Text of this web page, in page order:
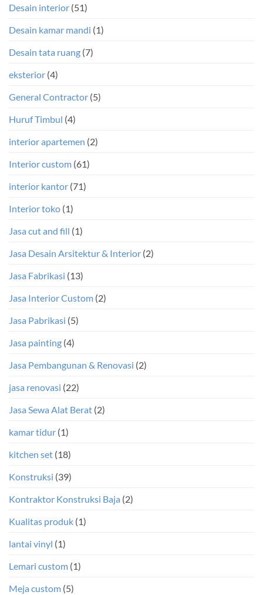
Desain interior (51)
Desain kamar mandi (1)
Desain tata ruang (7)
eksterior (4)
General Contractor (5)
Huruf Timbul (4)
interior apartemen (2)
Interior custom (61)
interior kantor (71)
Interior toko (1)
Jasa cut and fill (1)
Jasa Desain Arsitektur & Interior (2)
Jasa Fabrikasi (13)
Jasa Interior Custom (2)
Jasa Pabrikasi (5)
Jasa painting (4)
Jasa Pembangunan & Renovasi (2)
jasa renovasi (22)
Jasa Sewa Alat Berat (2)
kamar tidur (1)
kitchen set (18)
Konstruksi (39)
Kontraktor Konstruksi Baja (2)
Kualitas produk (1)
lantai vinyl (1)
Lemari custom (1)
Meja custom (5)